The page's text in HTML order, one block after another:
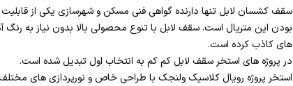
سقف کشسان لابل تنها دارنده گواهی فنی مسکن و شهرسازی یکی از
بودن این متریال است. سقف لابل با تنوع محصولی بالا بدون نیاز به رنگ
های کاذب کرده است.
در پروژه های استخر سقف لابل کم کم به انتخاب اول تبدیل شده است.
استخر پروژه رویال کلاسیک ولنجک با طراحی خاص و نورپردازی های